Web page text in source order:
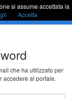
barra
che ha utilizzato per
accedere al portale.
si assume accettata la
Accetta